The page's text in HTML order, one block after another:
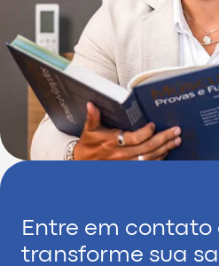
Entre em contato
transforme sua